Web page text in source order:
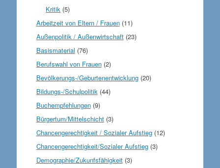
Kritik (5)
Arbeitzeit von Eltern / Frauen(11)
Außenpolitik / Außenwirtschaft(23)
Basismaterial (76)
Berufswahl von Frauen(2)
Bevölkerungs-/Geburtenentwicklung(20)
Bildungs-/Schulpolitik (44)
Buchempfehlungen(9)
Bürgertum/Mittelschicht(3)
Chancengerechtigkeit / Sozialer Aufstieg(12)
Chancengerechtigkeit/Sozialer Aufstieg(3)
Demographie/Zukunfsfähigkeit(3)